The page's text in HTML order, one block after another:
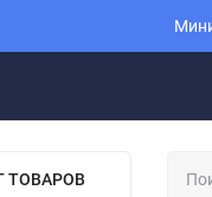
ТОВАРОВ